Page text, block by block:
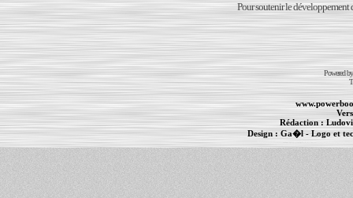
Pour soutenir le développement
Powered
Rédaction :
Design : Ga�l- Logo et
Informations : PowerBook -